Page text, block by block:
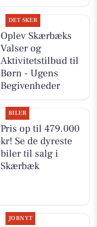
DET SKER
Oplev Skærbæks
Valser og
Aktivitetstilbud til
Børn - Ugens
Begivenheder
BILER
Pris op til 479.000
kr! Se de dyreste
biler til salg i
Skærbæk
JOBNYT